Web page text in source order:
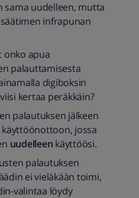
sama uudelleen, mutta
infrapunan
onko apua
palauttamisesta
digiboksin
kertaa peräkkäin?
palautuksen jälkeen
jossa
uudelleen käyttöösi.
palautuksen
ei vieläkään toimi,
valintaa löydy